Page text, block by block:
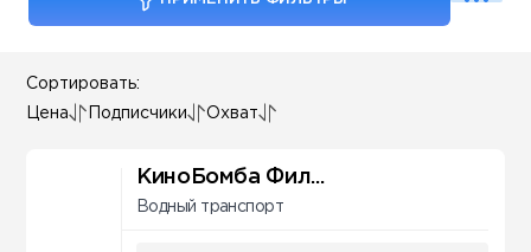
Сортировать:
Цена Подписчики Охват
КиноБомба Фил...
Водный транспорт